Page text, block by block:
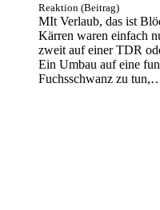
Reaktion (Beitrag)
MIt Verlaub, das ist
Kärren waren einfach
zweit auf einer TDR
Ein Umbau auf eine
Fuchsschwanz zu